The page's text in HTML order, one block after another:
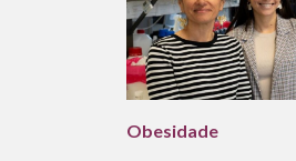
Obesidade